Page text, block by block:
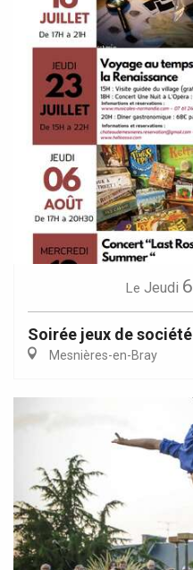
Le Jeudi 6
Soirée jeux de société
Mesnières-en-Bray